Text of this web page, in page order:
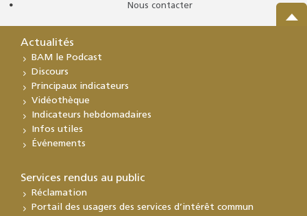
Nous contacter
Actualités
BAM le Podcast
Discours
Principaux indicateurs
Vidéothèque
Indicateurs hebdomadaires
Infos utiles
Événements
Services rendus au public
Réclamation
Portail des usagers des services d’intérêt commun